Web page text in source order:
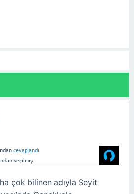
cevaplandı
seçilmiş
çok bilinen adıyla Seyit